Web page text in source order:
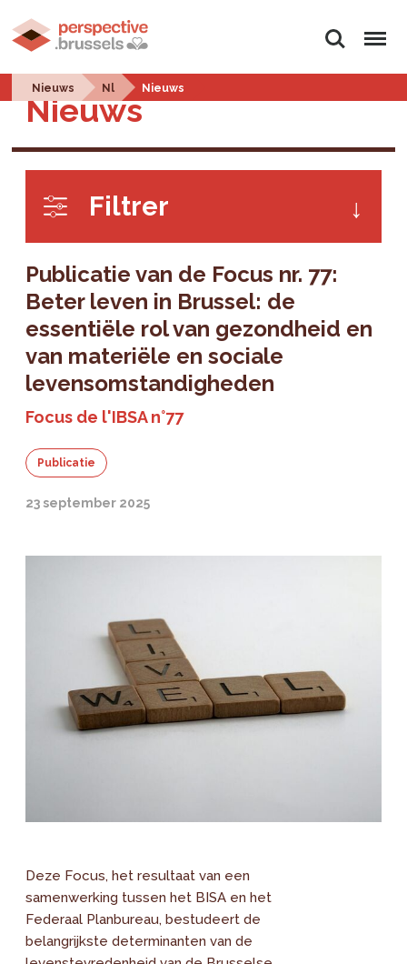
Zoeken Menu
Nieuws Nl Nieuws
Nieuws
Filtrer
Publicatie van de Focus nr. 77:
Beter leven in Brussel: de
essentiële rol van gezondheid en
van materiële en sociale
levensomstandigheden
Focus de l'IBSA n°77
Publicatie
23 september 2025
Deze Focus, het resultaat van een
samenwerking tussen het BISA en het
Federaal Planbureau, bestudeert de
belangrijkste determinanten van de